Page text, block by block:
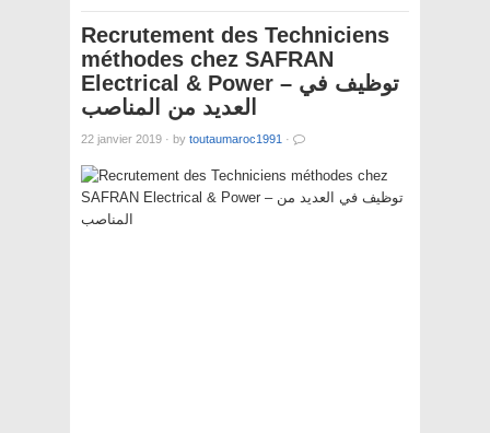
Recrutement des Techniciens
méthodes chez SAFRAN
Electrical & Power – توظيف في
العديد من المناصب
22 janvier 2019 · by toutaumaroc1991 ·